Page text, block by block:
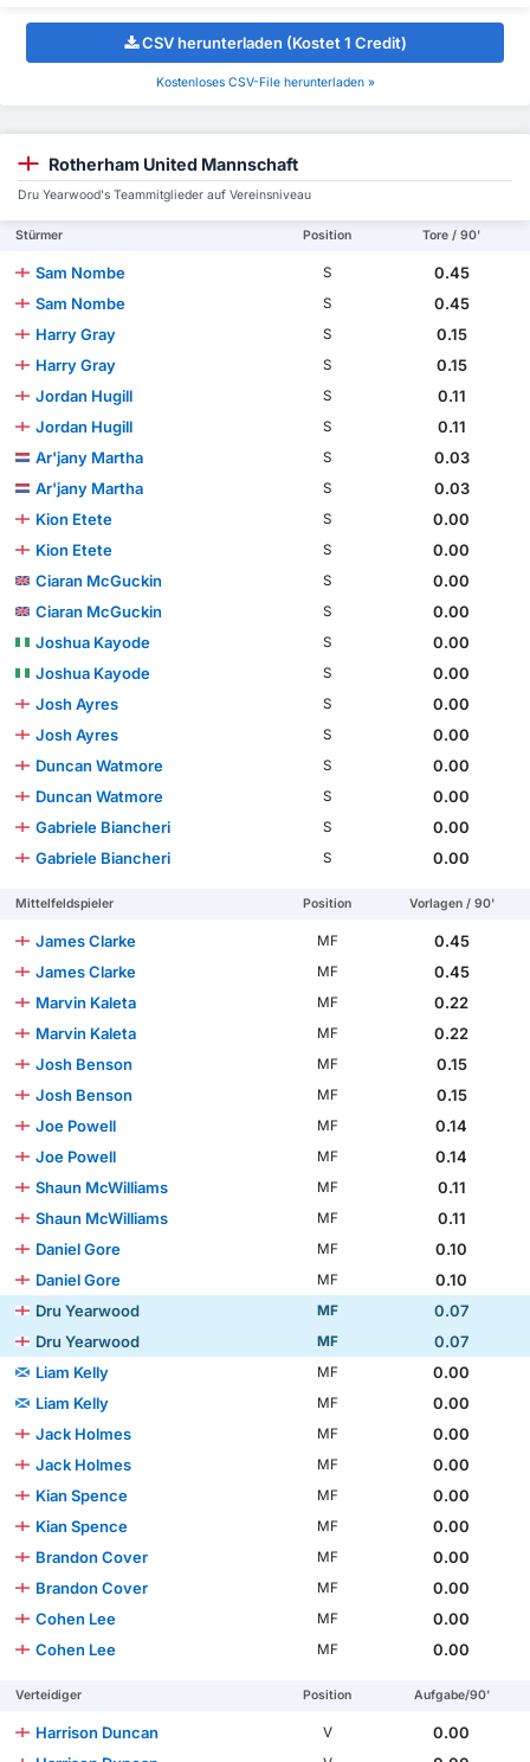
CSV herunterladen (Kostet 1 Credit)
Kostenloses CSV-File herunterladen »
Rotherham United Mannschaft
Dru Yearwood's Teammitglieder auf Vereinsniveau
Stürmer Position Tore / 90'
Sam Nombe S
0.45
Sam Nombe
S
0.45
Harry Gray
S
0.15
Harry Gray
S
0.15
Jordan Hugill
S
0.11
Jordan Hugill
S
0.11
Ar'jany Martha
S
0.03
Ar'jany Martha
S
0.03
Kion Etete
S
0.00
Kion Etete
S
0.00
Ciaran McGuckin
S
0.00
Ciaran McGuckin
S
0.00
Joshua Kayode
S
0.00
Joshua Kayode
S
0.00
Josh Ayres
S
0.00
Josh Ayres
S
0.00
Duncan Watmore
S
0.00
Duncan Watmore
S
0.00
Gabriele Biancheri
S
0.00
Gabriele Biancheri
S 0.00
Mittelfeldspieler Position Vorlagen / 90'
James Clarke MF
0.45
James Clarke
MF
0.45
Marvin Kaleta
MF
0.22
Marvin Kaleta
MF
0.22
Josh Benson
MF
0.15
Josh Benson
MF
0.15
Joe Powell
MF
0.14
Joe Powell
MF
0.14
Shaun McWilliams
MF
0.11
Shaun McWilliams
MF
0.11
Daniel Gore
MF
0.10
Daniel Gore
MF
0.10
Dru Yearwood
MF
0.07
Dru Yearwood
MF
0.07
Liam Kelly
MF
0.00
Liam Kelly
MF
0.00
Jack Holmes
MF
0.00
Jack Holmes
MF
0.00
Kian Spence
MF
0.00
Kian Spence
MF
0.00
Brandon Cover
MF
0.00
Brandon Cover
MF
0.00
Cohen Lee
MF
0.00
Cohen Lee
MF 0.00
Verteidiger Position Aufgabe/90'
Harrison Duncan V
0.00